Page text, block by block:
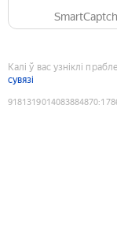
Калі ў вас узніклі
сувязі
9181319014083884870: